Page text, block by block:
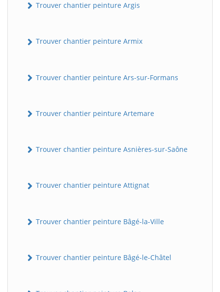
Trouver chantier peinture Argis
Trouver chantier peinture Armix
Trouver chantier peinture Ars-sur-Formans
Trouver chantier peinture Artemare
Trouver chantier peinture Asnières-sur-Saône
Trouver chantier peinture Attignat
Trouver chantier peinture Bâgé-la-Ville
Trouver chantier peinture Bâgé-le-Châtel